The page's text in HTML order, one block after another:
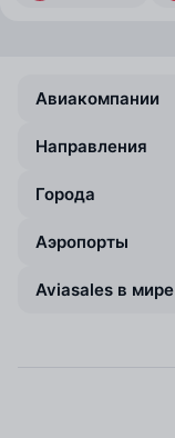
Авиакомпании
Направления
Города
Аэропорты
Aviasales в мире